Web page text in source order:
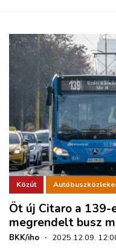
Közút
Öt új Citaro a 139-
megrendelt busz
BKK/iho · 2025.12.09.